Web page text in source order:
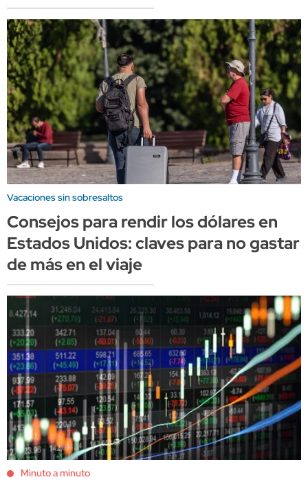
Vacaciones sin sobresaltos
Consejos para rendir los dólares en
Estados Unidos: claves para no gastar
de más en el viaje
Minuto a minuto